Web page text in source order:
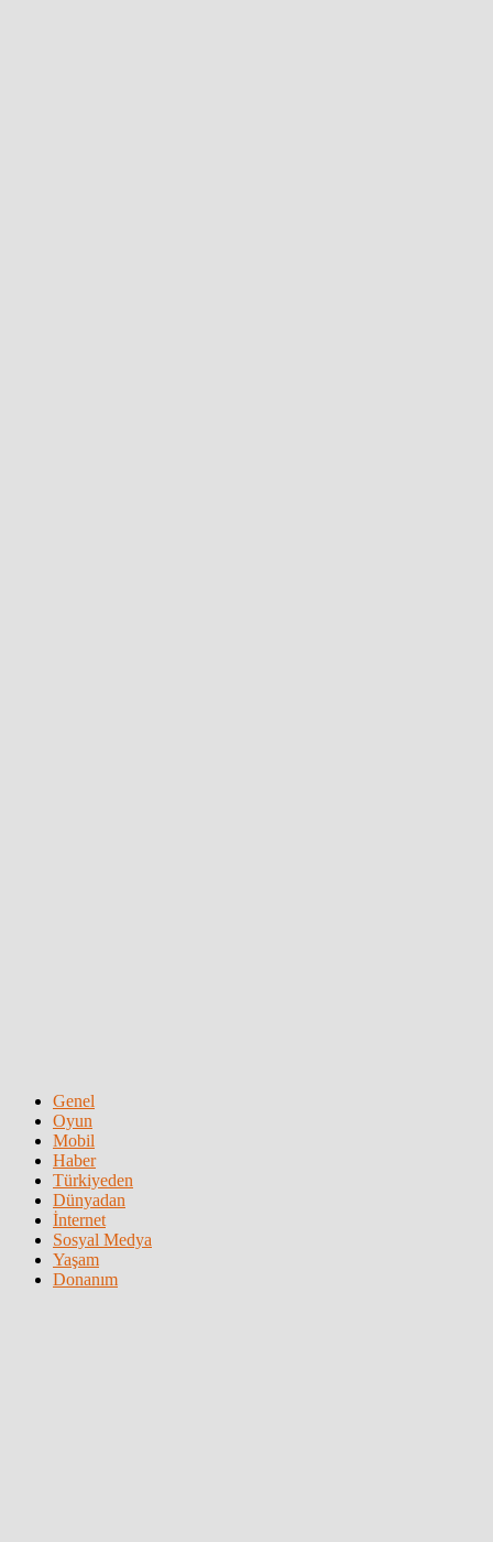
Genel
Oyun
Mobil
Haber
Türkiyeden
Dünyadan
İnternet
Sosyal Medya
Yaşam
Donanım